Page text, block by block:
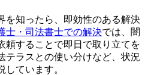
を知ったら、即効性のある解決
士・司法書士での解決では、闇
頼することで即日で取り立てを
テラスとの使い分けなど、状況
ています。